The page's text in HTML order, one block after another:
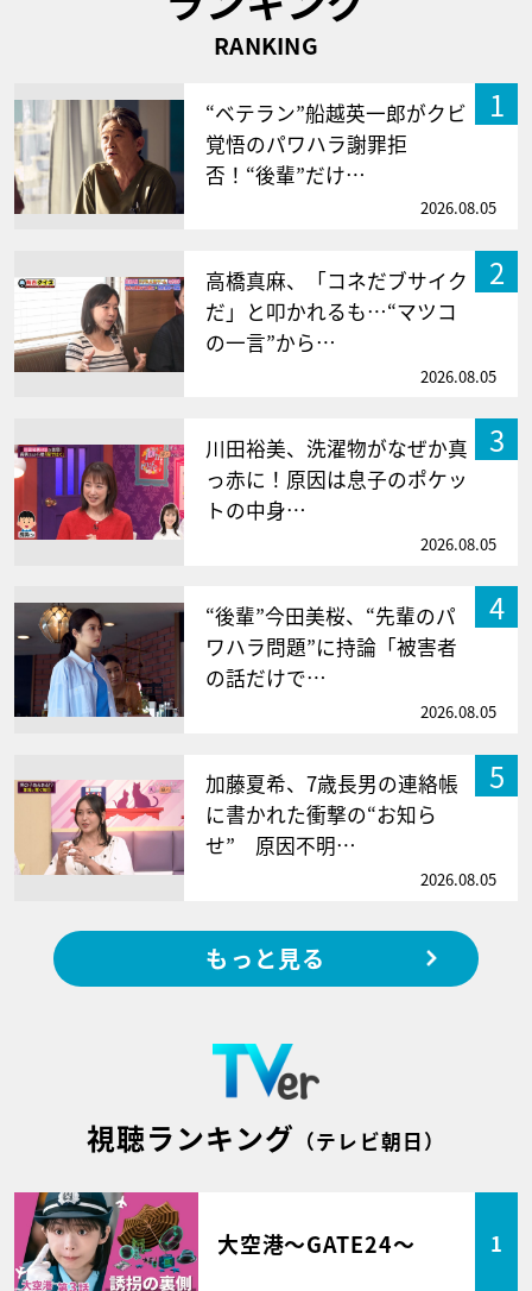
RANKING
1
“ベテラン”船越英一郎がクビ
覚悟のパワハラ謝罪拒
否！“後輩”だけ…
2026.08.05
2
高橋真麻、「コネだブサイク
だ」と叩かれるも…“マツコ
の一言”から…
2026.08.05
3
川田裕美、洗濯物がなぜか真
っ赤に！原因は息子のポケッ
トの中身…
2026.08.05
4
“後輩”今田美桜、“先輩のパ
ワハラ問題”に持論「被害者
の話だけで…
2026.08.05
5
加藤夏希、7歳長男の連絡帳
に書かれた衝撃の“お知ら
せ” 原因不明…
2026.08.05
もっと見る
視聴ランキング （テレビ朝日）
大空港～GATE24～ 1